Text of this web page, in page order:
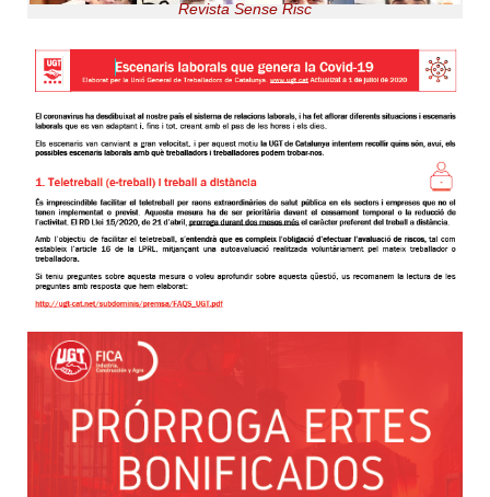
Revista Sense Risc